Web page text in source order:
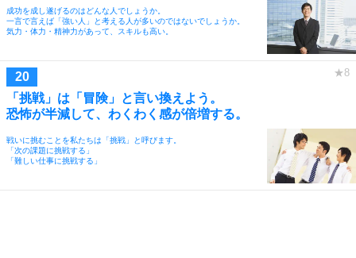
成功を成し遂げるのはどんな人でしょうか。
一言で言えば「強い人」と考える人が多いのではないでしょうか。
気力・体力・精神力があって、スキルも高い。
「挑戦」は「冒険」と言い換えよう。
恐怖が半減して、わくわく感が倍増する。
戦いに挑むことを私たちは「挑戦」と呼びます。
「次の課題に挑戦する」
「難しい仕事に挑戦する」